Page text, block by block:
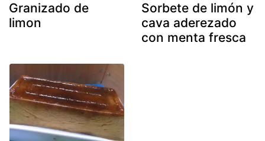
Granizado de
limon
Sorbete de limón y
cava aderezado
con menta fresca